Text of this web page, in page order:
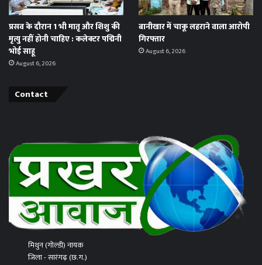
प्रसव के दौरान 1 भी मातृ और शिशु की
मृत्यु नहीं होनी चाहिए : कलेक्टर पद्मिनी
भोई साहू
August 6, 2026
बानीखार में चाकू लहराने वाला आरोपी
गिरफ्तार
August 6, 2026
Contact
मिथुन (गोल्डी) नायक
जिला - सारंगढ़ (छ.ग.)